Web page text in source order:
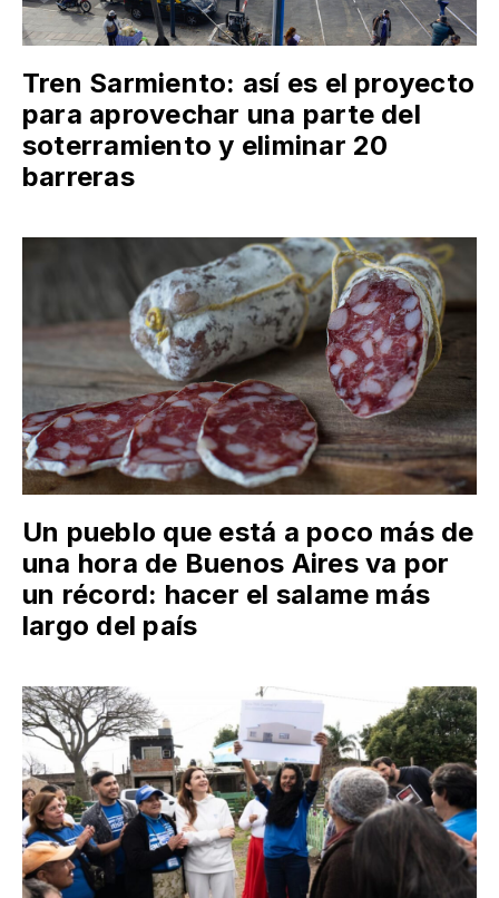
Tren Sarmiento: así es el proyecto
para aprovechar una parte del
soterramiento y eliminar 20
barreras
Un pueblo que está a poco más de
una hora de Buenos Aires va por
un récord: hacer el salame más
largo del país